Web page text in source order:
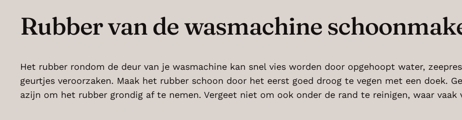
Rubber van de wasmachine
Het rubber rondom de deur van je wasmachine kan snel vies worden door opgehoopt water,
geurtjes veroorzaken. Maak het rubber schoon door het eerst goed droog te vegen met een doek.
azijn om het rubber grondig af te nemen. Vergeet niet om ook onder de rand te reinigen, waar